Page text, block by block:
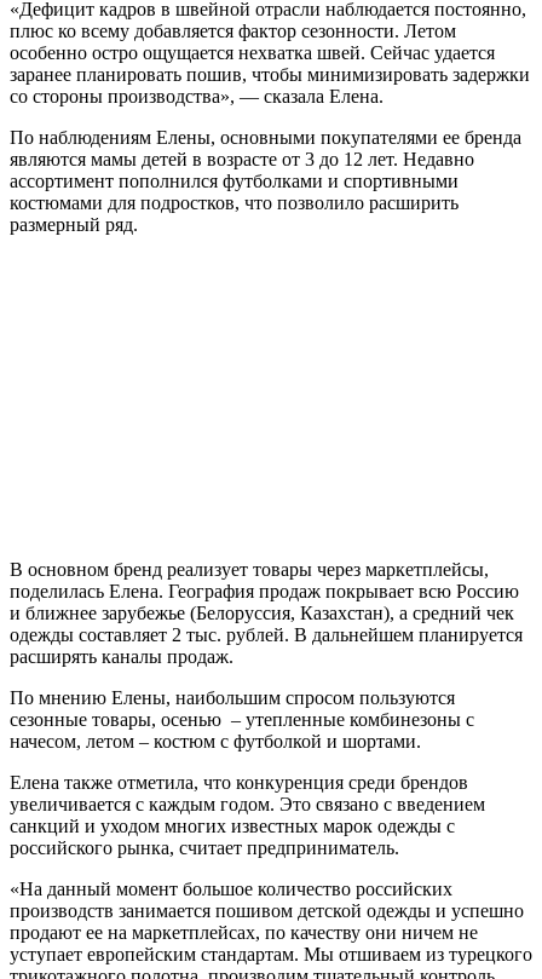
«Дефицит кадров в швейной отрасли наблюдается постоянно,
плюс ко всему добавляется фактор сезонности. Летом
особенно остро ощущается нехватка швей. Сейчас удается
заранее планировать пошив, чтобы минимизировать задержки
со стороны производства», — сказала Елена.
По наблюдениям Елены, основными покупателями ее бренда
являются мамы детей в возрасте от 3 до 12 лет. Недавно
ассортимент пополнился футболками и спортивными
костюмами для подростков, что позволило расширить
размерный ряд.
В основном бренд реализует товары через маркетплейсы,
поделилась Елена. География продаж покрывает всю Россию
и ближнее зарубежье (Белоруссия, Казахстан), а средний чек
одежды составляет 2 тыс. рублей. В дальнейшем планируется
расширять каналы продаж.
По мнению Елены, наибольшим спросом пользуются
сезонные товары, осенью – утепленные комбинезоны с
начесом, летом – костюм с футболкой и шортами.
Елена также отметила, что конкуренция среди брендов
увеличивается с каждым годом. Это связано с введением
санкций и уходом многих известных марок одежды с
российского рынка, считает предприниматель.
«На данный момент большое количество российских
производств занимается пошивом детской одежды и успешно
продают ее на маркетплейсах, по качеству они ничем не
уступает европейским стандартам. Мы отшиваем из турецкого